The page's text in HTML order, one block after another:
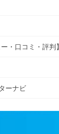
・口コミ・評判】
ーナビ